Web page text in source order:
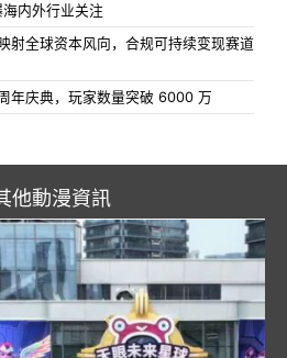
内外行业关注
射全球资本风向，合规可持续变现赛道
年庆典，玩家数量突破 6000 万
他動漫資訊